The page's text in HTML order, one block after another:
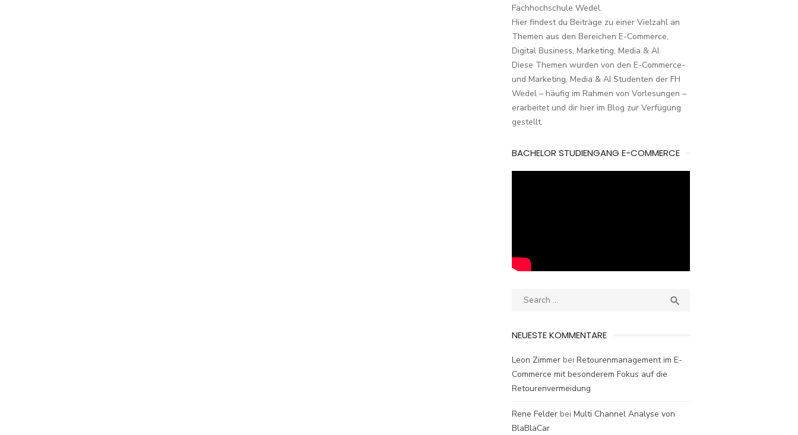
Fachhochschule Wedel.
Hier findest du Beiträge zu einer Vielzahl an
Themen aus den Bereichen E-Commerce,
Digital Business, Marketing, Media & AI.
Diese Themen wurden von den E-Commerce-
und Marketing, Media & AI Studenten der FH
Wedel – häufig im Rahmen von Vorlesungen –
erarbeitet und dir hier im Blog zur Verfügung
gestellt.
BACHELOR STUDIENGANG E-COMMERCE
Search

NEUESTE KOMMENTARE
Leon Zimmer bei Retourenmanagement im E-
Commerce mit besonderem Fokus auf die
Retourenvermeidung
Rene Felder bei Multi Channel Analyse von
BlaBlaCar